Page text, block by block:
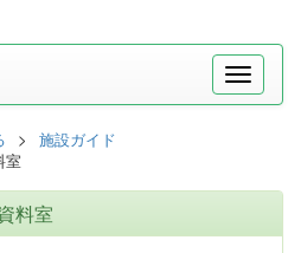
メ
ニ
施設ガイド
室
料室